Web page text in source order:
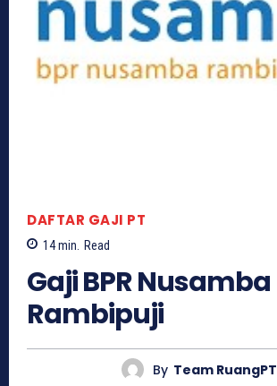
DAFTAR GAJI PT
14min. Read
Gaji BPR Nusamba
Rambipuji
By Team RuangPT